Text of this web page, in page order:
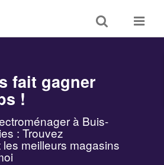
Toggle
search
Toggle
fait gagner
!
à Buis-
: Trouvez
meilleurs magasins